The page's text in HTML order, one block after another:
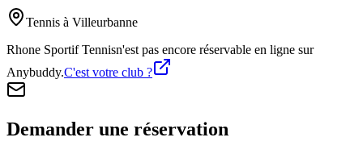
Tennis à Villeurbanne
Rhone Sportif Tennisn'est pas encore réservable en ligne sur
Anybuddy.C'est votre club ?
Demander une réservation